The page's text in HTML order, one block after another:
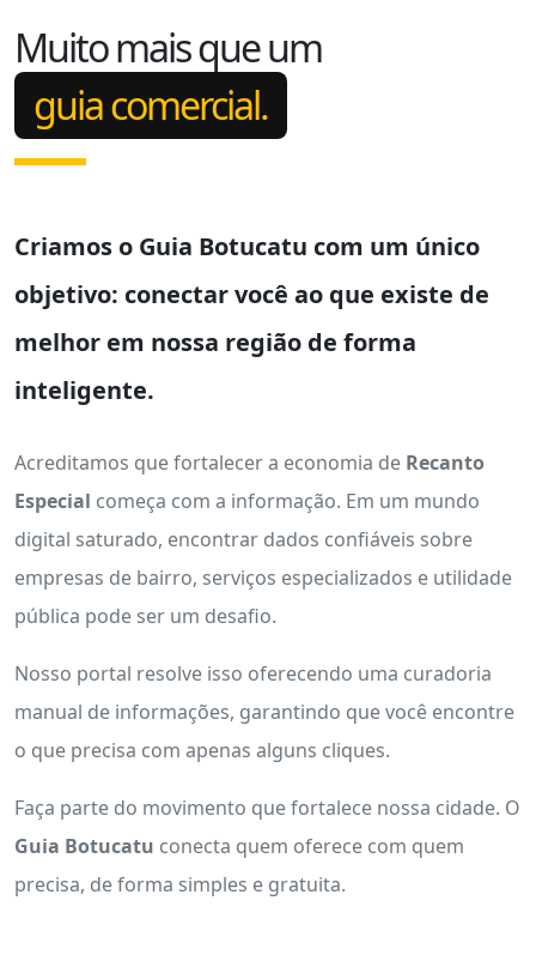
Muito mais que um
guia comercial.
Criamos o Guia Botucatu com um único
objetivo: conectar você ao que existe de
melhor em nossa região de forma
inteligente.
Acreditamos que fortalecer a economia de Recanto
Especial começa com a informação. Em um mundo
digital saturado, encontrar dados confiáveis sobre
empresas de bairro, serviços especializados e utilidade
pública pode ser um desafio.
Nosso portal resolve isso oferecendo uma curadoria
manual de informações, garantindo que você encontre
o que precisa com apenas alguns cliques.
Faça parte do movimento que fortalece nossa cidade. O
Guia Botucatu conecta quem oferece com quem
precisa, de forma simples e gratuita.